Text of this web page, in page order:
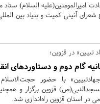
امیرالمومنین(علیه السلام)
آئینی کمیت و بنیاد بین
تبیین» در قزوین؛
گام دوم و دستاوردهای
با حضور
قزوین برگزار و همچنین
در استان قزوین راه‌اندازی شد.